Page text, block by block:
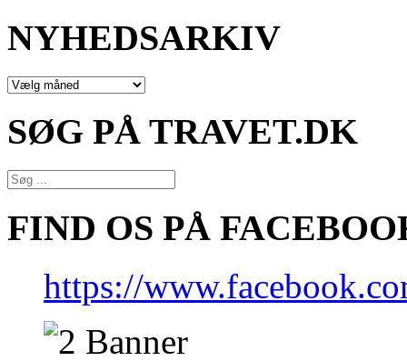
NYHEDSARKIV
NYHEDSARKIV
SØG PÅ TRAVET.DK
FIND OS PÅ
https://